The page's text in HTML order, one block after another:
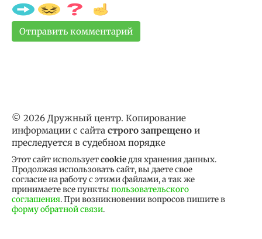
© 2026 Дружный центр. Копирование
информации с сайта строго запрещено и
преследуется в судебном порядке
Этот сайт используетcookieдля хранения данных.
Продолжая использовать сайт, вы даете свое
согласие на работу с этими файлами, а так же
принимаете все пункты пользовательского
соглашения. При возникновении вопросов пишите в
форму обратной связи.